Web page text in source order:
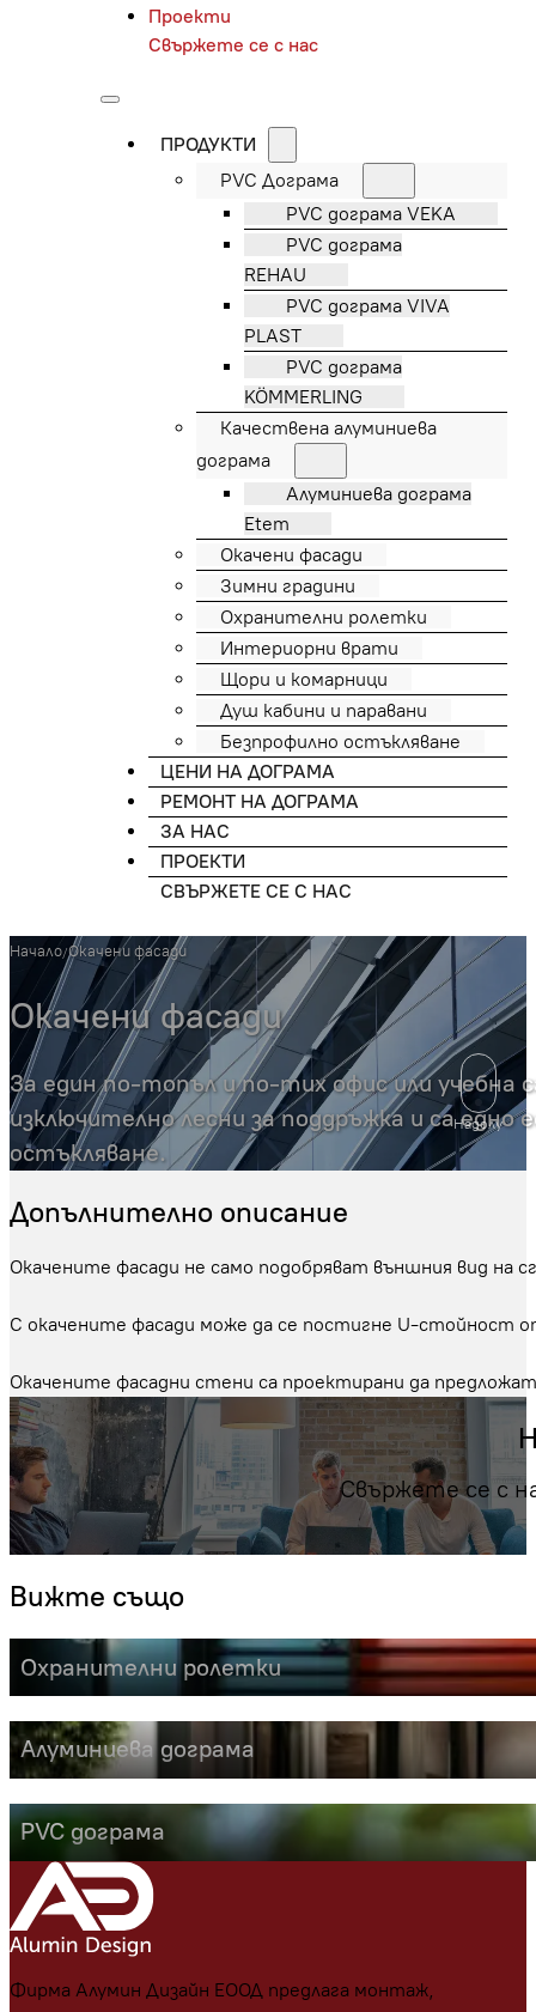
Проекти
Свържете се с нас
ПРОДУКТИ
PVC Дограма
PVC дограма VEKA
PVC дограма
REHAU
PVC дограма VIVA
PLAST
PVC дограма
KÖMMERLING
Качествена алуминиева
дограма
Алуминиева дограма
Etem
Окачени фасади
Зимни градини
Охранителни ролетки
Интериорни врати
Щори и комарници
Душ кабини и паравани
Безпрофилно остъкляване
ЦЕНИ НА ДОГРАМА
РЕМОНТ НА ДОГРАМА
ЗА НАС
ПРОЕКТИ
СВЪРЖЕТЕ СЕ С НАС
Начало/Окачени фасади
Окачени фасади
За един по-топъл и по-тих офис или учебна
изключително лесни за поддръжка и са едно
остъкляване.
Надолу
Допълнително описание
Окачените фасади не само подобряват външния вид
С окачените фасади може да се постигне U-стойност
Окачените фасадни стени са проектирани да
Свържете се с
Вижте също
Охранителни ролетки
Алуминиева дограма
PVC дограма
Фирма Алумин Дизайн ЕООД предлага монтаж,